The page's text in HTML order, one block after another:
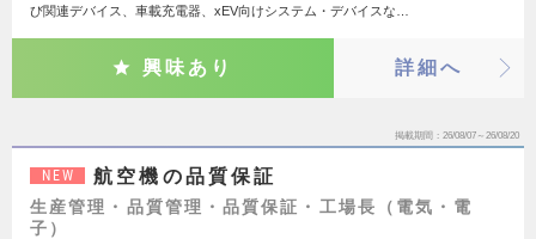
び関連デバイス、車載充電器、xEV向けシステム・デバイスな…
興味あり 詳細へ
掲載期間 26/08/07～26/08/20
NEW 航空機の品質保証
生産管理・品質管理・品質保証・工場長（電気・電
子）